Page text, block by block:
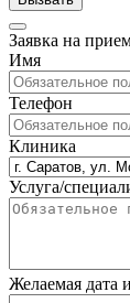
Заявка на
Имя
Телефон
Клиника
Услуга/
Желаемая дата